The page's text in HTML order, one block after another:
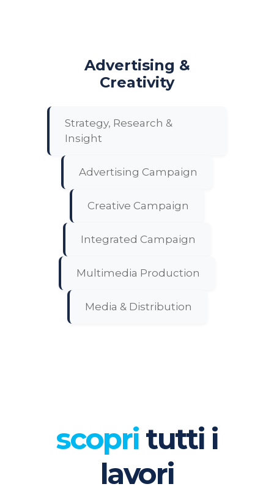
Advertising &
Creativity
Strategy, Research &
Insight
Advertising Campaign
Creative Campaign
Integrated Campaign
Multimedia Production
Media & Distribution
scopri tutti i
lavori